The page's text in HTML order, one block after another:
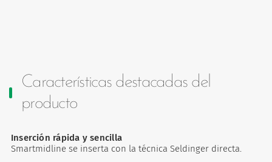
Características destacadas del
producto
Inserción rápida y sencilla
Smartmidline se inserta con la técnica Seldinger directa.